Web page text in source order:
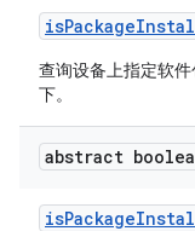
isPackage
查询设备上指定软
下。
abstract
isPackage